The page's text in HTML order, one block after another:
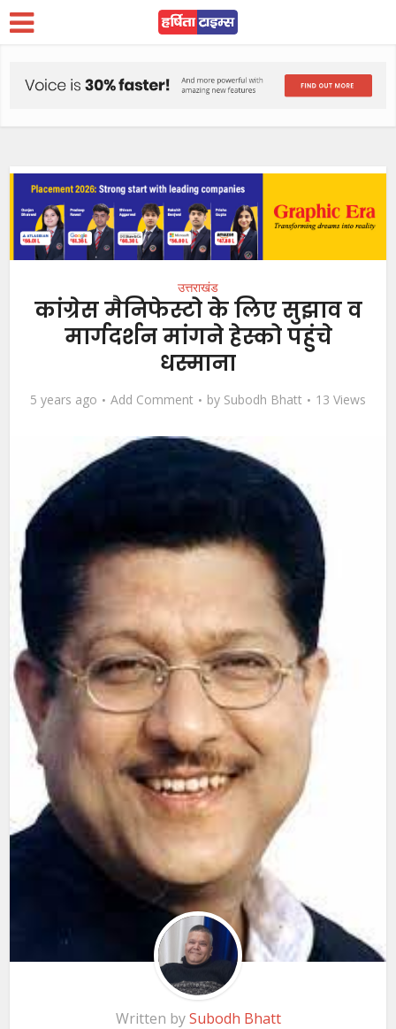
उत्तराखंड
कांग्रेस मैनिफेस्टो के लिए सुझाव व
मार्गदर्शन मांगने हेस्को पहुंचे
धस्माना
5 years ago Add Comment by Subodh Bhatt 13 Views
Written bySubodh Bhatt